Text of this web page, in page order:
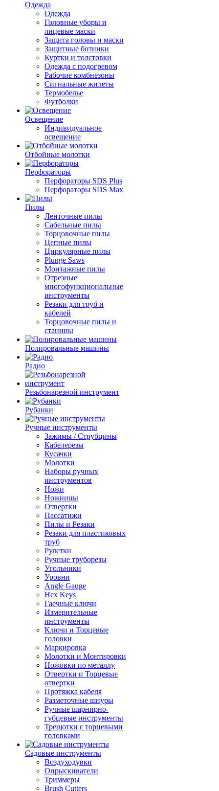
Одежда
Одежда
Головные уборы и
лицевые маски
Защита головы и маски
Защитные ботинки
Куртки и толстовки
Одежда с подогревом
Рабочие комбнезоны
Сигнальные жилеты
Термобелье
Футболки
Освещение
Индивидуальное
освещение
Отбойные молотки
Перфораторы
Перфораторы SDS Plus
Перфораторы SDS Max
Пилы
Ленточные пилы
Сабельные пилы
Торцовочные пилы
Цепные пилы
Циркулярные пилы
Plunge Saws
Монтажные пилы
Отрезные
многофункциональные
инструменты
Резаки для труб и
кабелей
Торцовочные пилы и
станины
Полировальные машины
Радио
Резьбонарезной инструмент
Рубанки
Ручные инструменты
Зажимы / Струбцины
Кабелерезы
Кусачки
Молотки
Наборы ручных
инструментов
Ножи
Ножницы
Отвертки
Пассатижи
Пилы и Резаки
Резаки для пластиковых
труб
Рулетки
Ручные труборезы
Угольники
Уровни
Angle Gauge
Hex Keys
Гаечные ключи
Измерительные
инструменты
Ключи и Торцевые
головки
Маркировка
Молотки и Монтировки
Ножовки по металлу
Отвертки и Торцевые
отвертки
Протяжка кабеля
Разметочные шнуры
Ручные шарнирно-
губцевые инструменты
Трещотки с торцевыми
головками
Садовые инструменты
Воздуходувки
Опрыскиватели
Триммеры
Brush Cutters